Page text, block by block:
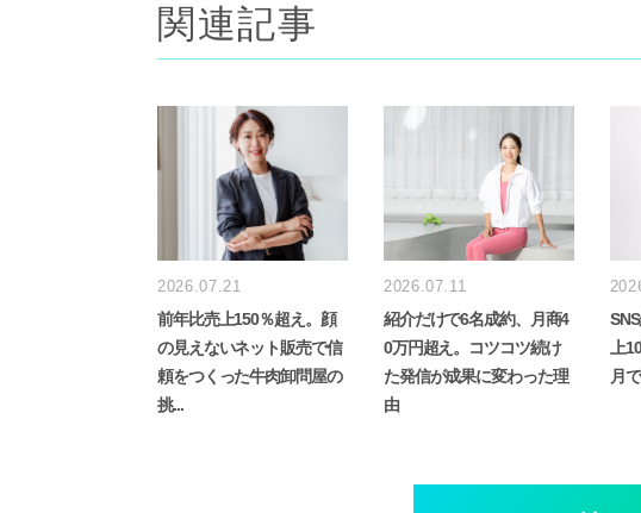
関連記事
2026.07.21
前年比売上150％超え。顔
の見えないネット販売で信
頼をつくった牛肉卸問屋の
挑...
2026.07.11
紹介だけで6名成約、月商4
0万円超え。コツコツ続け
た発信が成果に変わった理
由
上
月